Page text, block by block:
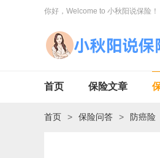
你好，Welcome to 小秋阳说保险！
首页 保险文章
首页 > 保险问答 > 防癌险